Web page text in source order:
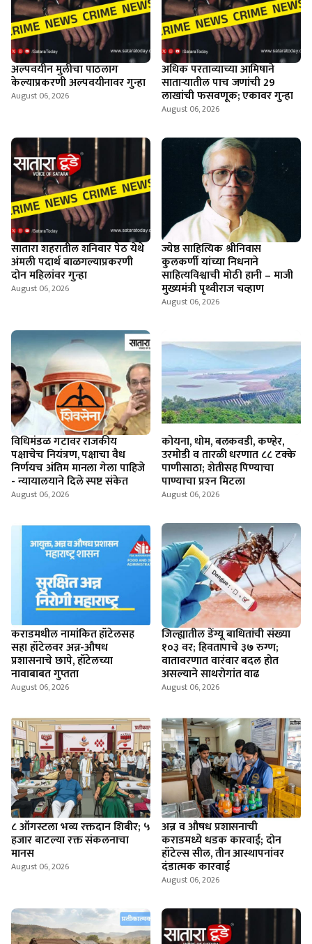
अल्पवयीन मुलीचा पाठलाग
केल्याप्रकरणी अल्पवयीनावर गुन्हा
August 06, 2026
अधिक परताव्याच्या आमिषाने
साताऱ्यातील पाच जणांची 29
लाखांची फसवणूक; एकावर गुन्हा
August 06, 2026
सातारा शहरातील शनिवार पेठ येथे
अंमली पदार्थ बाळगल्याप्रकरणी
दोन महिलांवर गुन्हा
August 06, 2026
ज्येष्ठ साहित्यिक श्रीनिवास
कुलकर्णी यांच्या निधनाने
साहित्यविश्वाची मोठी हानी – माजी
मुख्यमंत्री पृथ्वीराज चव्हाण
August 06, 2026
विधिमंडळ गटावर राजकीय
पक्षाचेच नियंत्रण, पक्षाचा वैध
निर्णयच अंतिम मानला गेला पाहिजे
- न्यायालयाने दिले स्पष्ट संकेत
August 06, 2026
कोयना, धोम, बलकवडी, कण्हेर,
उरमोडी व तारळी धरणात ८८ टक्के
पाणीसाठा; शेतीसह पिण्याचा
पाण्याचा प्रश्‍न मिटला
August 06, 2026
कराडमधील नामांकित हॉटेलसह
सहा हॉटेलवर अन्न-औषध
प्रशासनाचे छापे, हॉटेलच्या
नावाबाबत गुप्तता
August 06, 2026
जिल्ह्यातील डेंग्यू बाधितांची संख्या
१०३ वर; हिवतापाचे ३७ रुग्ण;
वातावरणात वारंवार बदल होत
असल्याने साथरोगांत वाढ
August 06, 2026
८ ऑगस्टला भव्य रक्तदान शिबीर; ५
हजार बाटल्या रक्त संकलनाचा
मानस
August 06, 2026
अन्न व औषध प्रशासनाची
कराडमध्ये धडक कारवाई; दोन
हॉटेल्स सील, तीन आस्थापनांवर
दंडात्मक कारवाई
August 06, 2026